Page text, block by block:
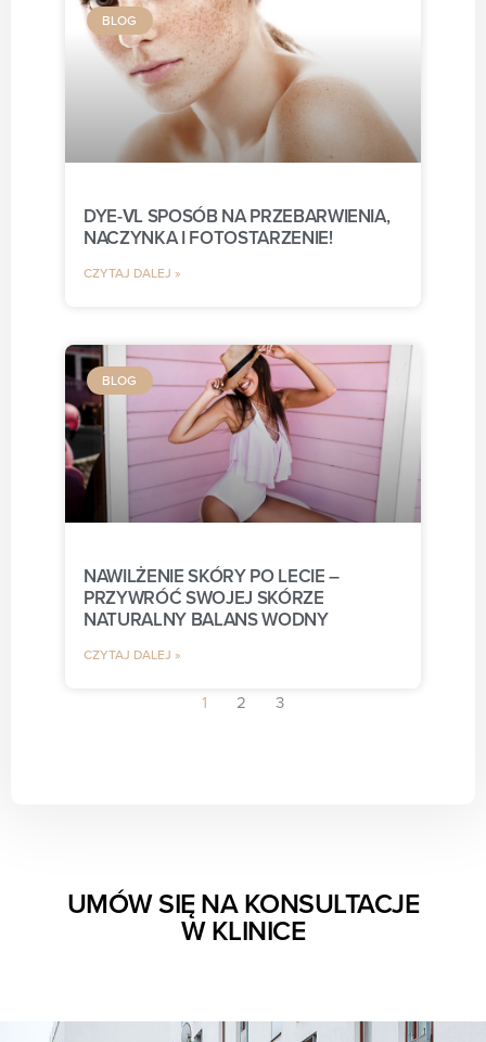
BLOG
DYE-VL SPOSÓB NA PRZEBARWIENIA,
NACZYNKA I FOTOSTARZENIE!
CZYTAJ DALEJ »
BLOG
NAWILŻENIE SKÓRY PO LECIE –
PRZYWRÓĆ SWOJEJ SKÓRZE
NATURALNY BALANS WODNY
CZYTAJ DALEJ »
1 2 3
UMÓW SIĘ NA KONSULTACJE
W KLINICE